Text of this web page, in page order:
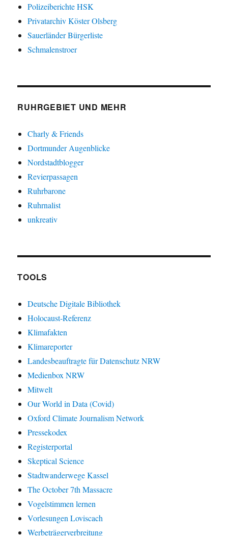
Polizeiberichte HSK
Privatarchiv Köster Olsberg
Sauerländer Bürgerliste
Schmalenstroer
RUHRGEBIET UND MEHR
Charly & Friends
Dortmunder Augenblicke
Nordstadtblogger
Revierpassagen
Ruhrbarone
Ruhrnalist
unkreativ
TOOLS
Deutsche Digitale Bibliothek
Holocaust-Referenz
Klimafakten
Klimareporter
Landesbeauftragte für Datenschutz NRW
Medienbox NRW
Mitwelt
Our World in Data (Covid)
Oxford Climate Journalism Network
Pressekodex
Registerportal
Skeptical Science
Stadtwanderwege Kassel
The October 7th Massacre
Vogelstimmen lernen
Vorlesungen Loviscach
Werbeträgerverbreitung